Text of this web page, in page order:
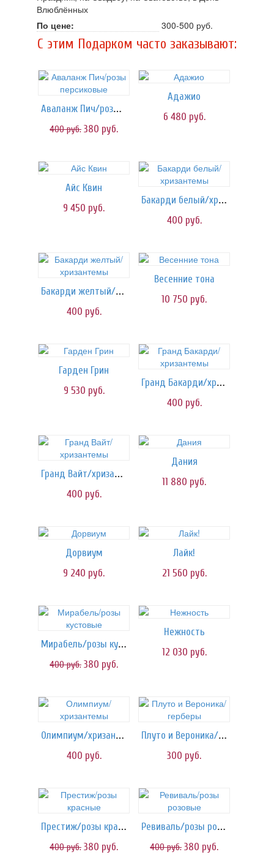
Влюблённых
По цене:
300-500 руб.
C этим Подарком часто заказывают:
Аваланж Пич/розы персиковые
400руб. 380 руб.
Адажио
6 480 руб.
Айс Квин
9 450 руб.
Бакарди белый/хризантемы
400 руб.
Бакарди желтый/хризантемы
400 руб.
Весенние тона
10 750 руб.
Гарден Грин
9 530 руб.
Гранд Бакарди/хризантемы
400 руб.
Гранд Вайт/хризантемы
400 руб.
Дания
11 880 руб.
Дорвиум
9 240 руб.
Лайк!
21 560 руб.
Мирабель/розы кустовые
400руб. 380 руб.
Нежность
12 030 руб.
Олимпиум/хризантемы
400 руб.
Плуто и Вероника/герберы
300 руб.
Престиж/розы красные
400руб. 380 руб.
Ревиваль/розы розовые
400руб. 380 руб.